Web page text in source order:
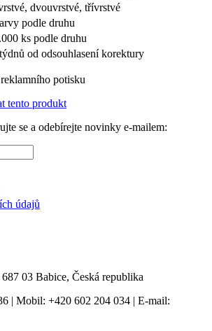
dvouvrstvé, třívrstvé
podle druhu
ks podle druhu
od odsouhlasení korektury
potisku
tento produkt
se a odebírejte novinky e-mailem:
údajů
03 Babice, Česká republika
| Mobil: +420 602 204 034 | E-mail: